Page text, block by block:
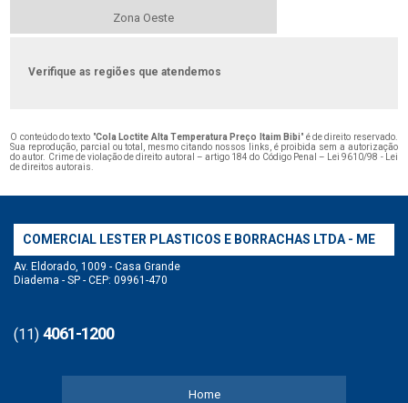
Zona Oeste
Verifique as regiões que atendemos
O conteúdo do texto "Cola Loctite Alta Temperatura Preço Itaim Bibi" é de direito reservado.
Sua reprodução, parcial ou total, mesmo citando nossos links, é proibida sem a autorização
do autor. Crime de violação de direito autoral – artigo 184 do Código Penal – Lei 9610/98 - Lei
de direitos autorais.
COMERCIAL LESTER PLASTICOS E BORRACHAS LTDA - ME
Av. Eldorado, 1009 - Casa Grande
Diadema - SP - CEP: 09961-470
(11) 4061-1200
Home